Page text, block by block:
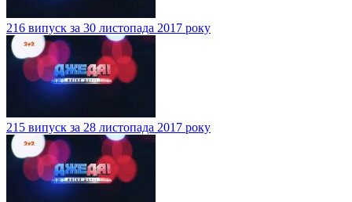
216 випуск за 30 листопада 2017 року
215 випуск за 28 листопада 2017 року